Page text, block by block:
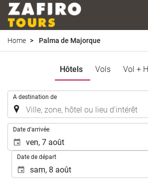
Home Palma de Majorque
Hôtels Vols Vol +
A destination de
Date d'arrivée
Date de départ